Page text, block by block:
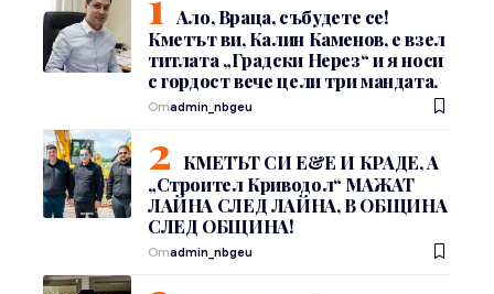
Ало, Враца, събудете се!
Кметът ви, Калин Каменов, е взел
титлата „Градски Нерез“ и я носи
с гордост вече цели три мандата.
Отadmin_nbgeu
КМЕТЪТ СИ Е&Е И КРАДЕ, А
„Строител Криводол“ МАЖАТ
ЛАЙНА СЛЕД ЛАЙНА, В ОБЩИНА
СЛЕД ОБЩИНА!
Отadmin_nbgeu